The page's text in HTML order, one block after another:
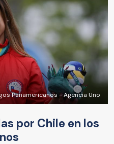
Panamericanos - Agencia Uno
por Chile en los